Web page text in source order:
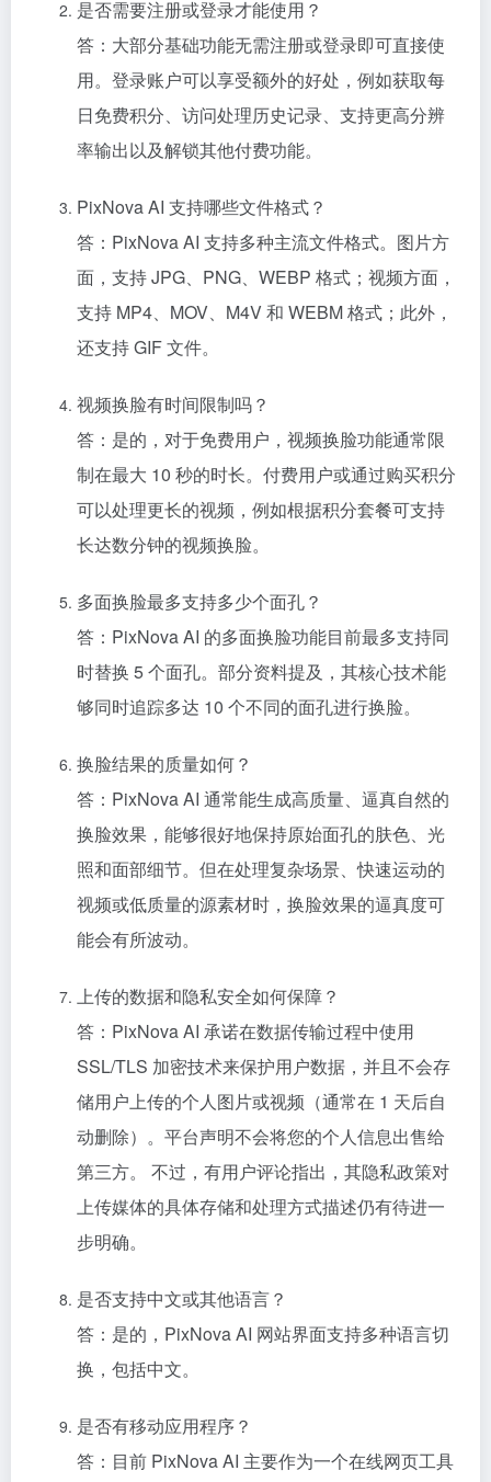
是否需要注册或登录才能使用？
答：大部分基础功能无需注册或登录即可直接使
用。登录账户可以享受额外的好处，例如获取每
日免费积分、访问处理历史记录、支持更高分辨
率输出以及解锁其他付费功能。
PixNova AI 支持哪些文件格式？
答：PixNova AI 支持多种主流文件格式。图片方
面，支持 JPG、PNG、WEBP 格式；视频方面，
支持 MP4、MOV、M4V 和 WEBM 格式；此外，
还支持 GIF 文件。
视频换脸有时间限制吗？
答：是的，对于免费用户，视频换脸功能通常限
制在最大 10 秒的时长。付费用户或通过购买积分
可以处理更长的视频，例如根据积分套餐可支持
长达数分钟的视频换脸。
多面换脸最多支持多少个面孔？
答：PixNova AI 的多面换脸功能目前最多支持同
时替换 5 个面孔。部分资料提及，其核心技术能
够同时追踪多达 10 个不同的面孔进行换脸。
换脸结果的质量如何？
答：PixNova AI 通常能生成高质量、逼真自然的
换脸效果，能够很好地保持原始面孔的肤色、光
照和面部细节。但在处理复杂场景、快速运动的
视频或低质量的源素材时，换脸效果的逼真度可
能会有所波动。
上传的数据和隐私安全如何保障？
答：PixNova AI 承诺在数据传输过程中使用
SSL/TLS 加密技术来保护用户数据，并且不会存
储用户上传的个人图片或视频（通常在 1 天后自
动删除）。平台声明不会将您的个人信息出售给
第三方。 不过，有用户评论指出，其隐私政策对
上传媒体的具体存储和处理方式描述仍有待进一
步明确。
是否支持中文或其他语言？
答：是的，PixNova AI 网站界面支持多种语言切
换，包括中文。
是否有移动应用程序？
答：目前 PixNova AI 主要作为一个在线网页工具